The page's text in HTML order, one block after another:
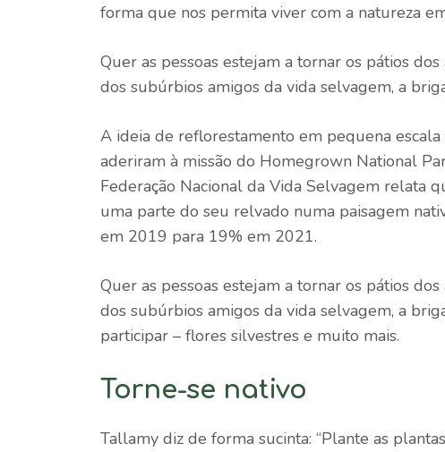
forma que nos permita viver com a natureza
Quer as pessoas estejam a tornar os pátios
dos subúrbios amigos da vida selvagem, a
A ideia de reflorestamento em pequena
aderiram à missão do Homegrown National
Federação Nacional da Vida Selvagem relata
uma parte do seu relvado numa paisagem
em 2019 para 19% em 2021.
Quer as pessoas estejam a tornar os pátios
dos subúrbios amigos da vida selvagem, a
participar – flores silvestres e muito mais.
Torne-se nativo
Tallamy diz de forma sucinta: “Plante as